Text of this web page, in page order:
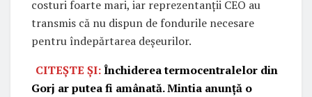
costuri foarte mari, iar reprezentanții CEO au
transmis că nu dispun de fondurile necesare
pentru îndepărtarea deșeurilor.
CITEȘTE ȘI:Închiderea termocentralelor din
Gorj ar putea fi amânată. Mintia anunță o